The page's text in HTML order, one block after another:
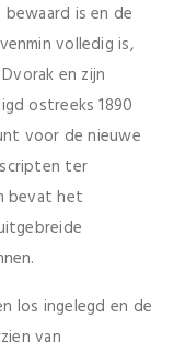
is en de
volledig is,
en zijn
ostreeks 1890
voor de nieuwe
ter
bevat het
los ingelegd en de
van